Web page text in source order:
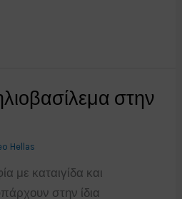
στην
Hellas
με καταιγίδα και
στην ίδια